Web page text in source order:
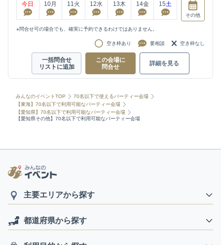
今日 10月 11火 12水 13木 14金 15土
その他
※問合せ可の場合でも、確実に予約できるわけではありません。
空き枠あり 要相談 空き枠なし
一括問合せ
リストに追加
この会場に
問合せ
詳細を見る
みんなのイベントTOP
70名以下で使えるパーティー会場
【東海】70名以下で利用可能なパーティー会場
【愛知県】70名以下で利用可能なパーティー会場
【愛知県その他】70名以下で利用可能なパーティー会場
主要エリアから探す
都道府県から探す